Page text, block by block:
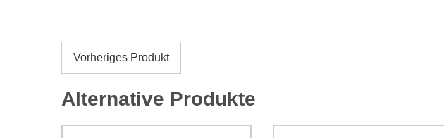
Vorheriges Produkt
Alternative Produkte